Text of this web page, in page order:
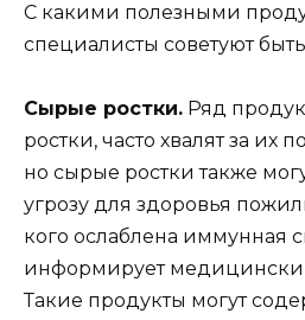
С какими полезными
специалисты советуют
Сырые ростки. Ряд
ростки, часто хвалят за их
но сырые ростки также
угрозу для здоровья
кого ослаблена иммунная
информирует
Такие продукты могут